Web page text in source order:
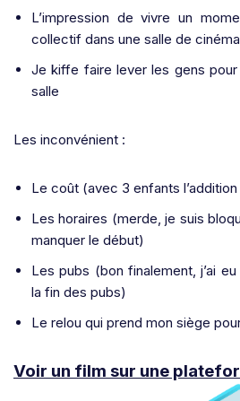
L’impression de vivre un
collectif dans une salle de cinéma
Je kiffe faire lever les gens pour
salle
Les inconvénient :
Le coût (avec 3 enfants
Les horaires (merde, je suis
manquer le début)
Les pubs (bon finalement, j’ai
la fin des pubs)
Le relou qui prend mon siège
Voir un film sur une